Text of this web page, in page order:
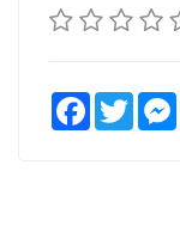
FacebookTwitter